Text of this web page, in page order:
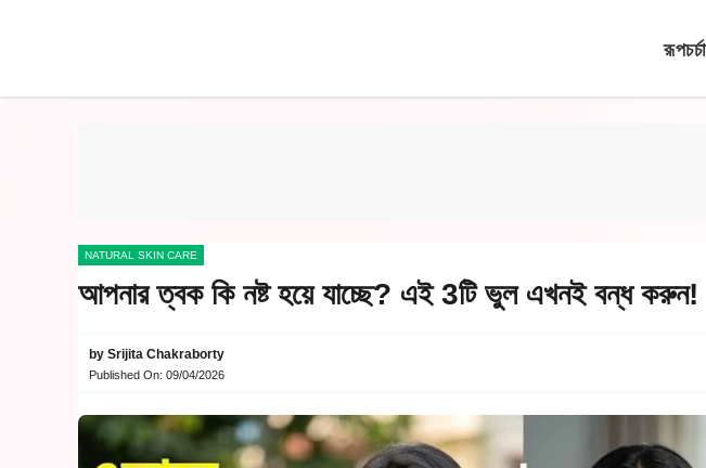
রূপচর্চা
NATURAL SKIN CARE
আপনার ত্বক কি নষ্ট হয়ে যাচ্ছে? এই 3টি ভুল এখনই বন্ধ করুন!
by Srijita Chakraborty
Published On: 09/04/2026